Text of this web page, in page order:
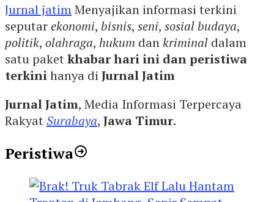
Jurnal jatimMenyajikan informasi terkini
seputarekonomi, bisnis, seni, sosial budaya,
politik, olahraga, hukum dankriminal dalam
satu paketkhabar hari ini dan peristiwa
terkinihanya di Jurnal Jatim
Jurnal Jatim, Media Informasi Terpercaya
RakyatSurabaya, Jawa Timur.
Peristiwa